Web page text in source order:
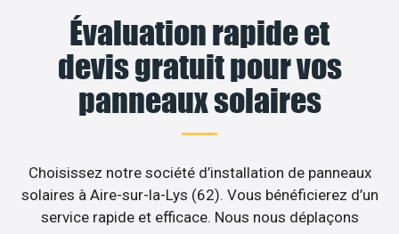
Évaluation rapide et
devis gratuit pour vos
panneaux solaires
Choisissez notre société d’installation de panneaux
solaires à Aire-sur-la-Lys (62). Vous bénéficierez d’un
service rapide et efficace. Nous nous déplaçons